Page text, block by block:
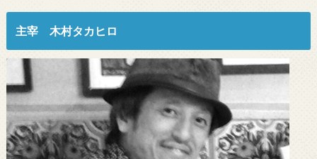
主宰 木村タカヒロ